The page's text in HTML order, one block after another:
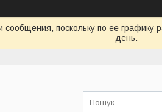
поскольку по ее
день.